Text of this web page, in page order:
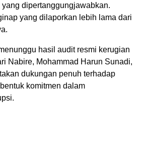
dipertanggungjawabkan.
yang dilaporkan lebih lama dari
hasil audit resmi kerugian
Nabire, Mohammad Harun Sunadi,
dukungan penuh terhadap
komitmen dalam